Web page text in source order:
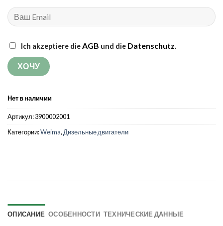
Ich akzeptiere die AGB und die Datenschutz.
Нет в наличии
Артикул:3900002001
Категории:Weima, Дизельные двигатели
ОПИСАНИЕ ОСОБЕННОСТИ ТЕХНИЧЕСКИЕ ДАННЫЕ